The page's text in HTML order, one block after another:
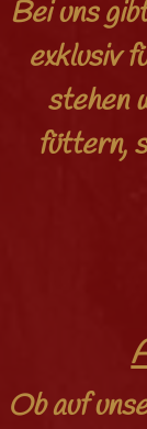
Bei uns
exklusiv
stehen
füttern,
Ob auf